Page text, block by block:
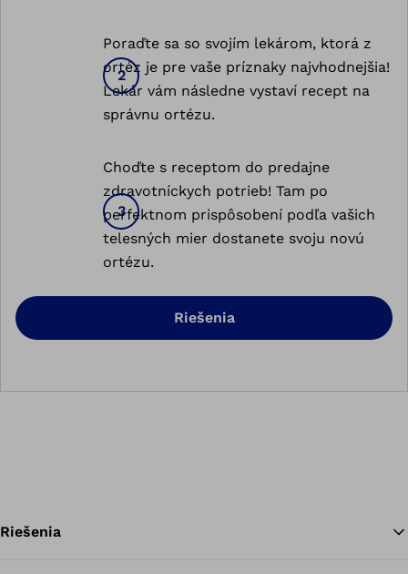
Poraďte sa so svojím lekárom, ktorá z
ortéz je pre vaše príznaky najvhodnejšia!
Lekár vám následne vystaví recept na
správnu ortézu.
Choďte s receptom do predajne
zdravotníckych potrieb! Tam po
perfektnom prispôsobení podľa vašich
telesných mier dostanete svoju novú
ortézu.
Riešenia
Riešenia